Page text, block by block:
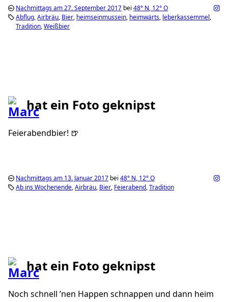
Nachmittags am 27. September 2017 bei 48° N, 12°O
Abflug Airbräu Bier heimseinmussein heimwärts leberkassemmel
Tradition Weißbier
hat ein Foto geknipst
Feierabendbier! 🍺
Nachmittags am 13. Januar 2017 bei 48° N, 12°O
Ab ins Wochenende Airbräu Bier Feierabend Tradition
hat ein Foto geknipst
Noch schnell ’nen Happen schnappen und dann heim